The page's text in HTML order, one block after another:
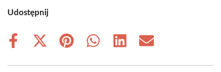
Udostępnij
Share
Share
(Twitter)
Share
Share
Share
Share